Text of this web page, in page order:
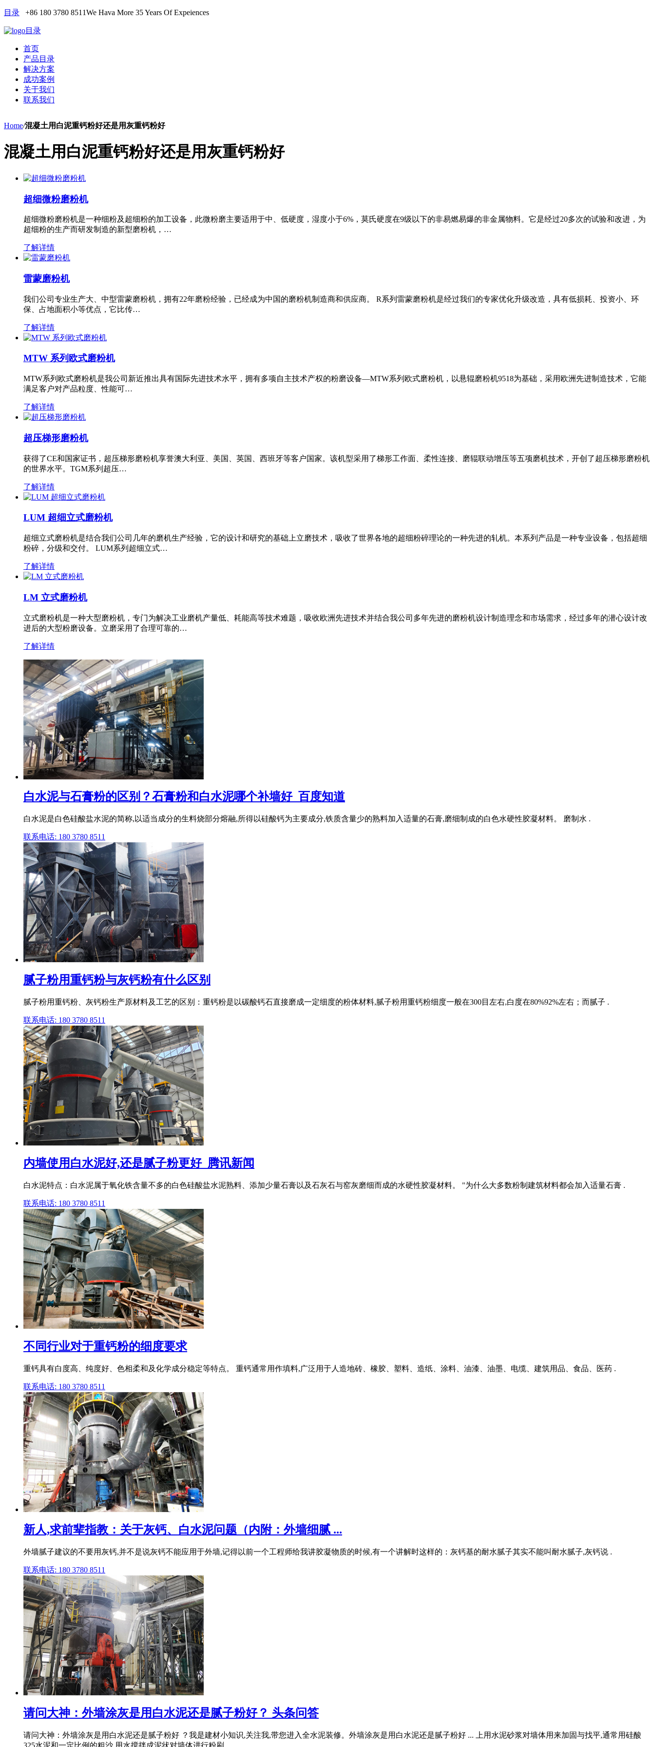
目录 +86 180 3780 8511We Hava More 35 Years Of Expeiences
目录
首页
产品目录
解决方案
成功案例
关于我们
联系我们
Home/混凝土用白泥重钙粉好还是用灰重钙粉好
混凝土用白泥重钙粉好还是用灰重钙粉好
超细微粉磨粉机
超细微粉磨粉机是一种细粉及超细粉的加工设备，此微粉磨主要适用于中、低硬度，湿度小于6%，莫氏硬度在9级以下的非易燃易爆的非金属物料。它是经过20多次的试验和改进，为
超细粉的生产而研发制造的新型磨粉机，…
了解详情
雷蒙磨粉机
我们公司专业生产大、中型雷蒙磨粉机，拥有22年磨粉经验，已经成为中国的磨粉机制造商和供应商。 R系列雷蒙磨粉机是经过我们的专家优化升级改造，具有低损耗、投资小、环
保、占地面积小等优点，它比传…
了解详情
MTW 系列欧式磨粉机
MTW系列欧式磨粉机是我公司新近推出具有国际先进技术水平，拥有多项自主技术产权的粉磨设备—MTW系列欧式磨粉机，以悬辊磨粉机9518为基础，采用欧洲先进制造技术，它能
满足客户对产品粒度、性能可…
了解详情
超压梯形磨粉机
获得了CE和国家证书，超压梯形磨粉机享誉澳大利亚、美国、英国、西班牙等客户国家。该机型采用了梯形工作面、柔性连接、磨辊联动增压等五项磨机技术，开创了超压梯形磨粉机
的世界水平。TGM系列超压…
了解详情
LUM 超细立式磨粉机
超细立式磨粉机是结合我们公司几年的磨机生产经验，它的设计和研究的基础上立磨技术，吸收了世界各地的超细粉碎理论的一种先进的轧机。本系列产品是一种专业设备，包括超细
粉碎，分级和交付。 LUM系列超细立式…
了解详情
LM 立式磨粉机
立式磨粉机是一种大型磨粉机，专门为解决工业磨机产量低、耗能高等技术难题，吸收欧洲先进技术并结合我公司多年先进的磨粉机设计制造理念和市场需求，经过多年的潜心设计改
进后的大型粉磨设备。立磨采用了合理可靠的…
了解详情
白水泥与石膏粉的区别？石膏粉和白水泥哪个补墙好_百度知道
白水泥是白色硅酸盐水泥的简称,以适当成分的生料烧部分熔融,所得以硅酸钙为主要成分,铁质含量少的熟料加入适量的石膏,磨细制成的白色水硬性胶凝材料。 磨制水 .
联系电话: 180 3780 8511
腻子粉用重钙粉与灰钙粉有什么区别
腻子粉用重钙粉、灰钙粉生产原材料及工艺的区别：重钙粉是以碳酸钙石直接磨成一定细度的粉体材料,腻子粉用重钙粉细度一般在300目左右,白度在80%92%左右；而腻子 .
联系电话: 180 3780 8511
内墙使用白水泥好,还是腻子粉更好_腾讯新闻
白水泥特点：白水泥属于氧化铁含量不多的白色硅酸盐水泥熟料、添加少量石膏以及石灰石与窑灰磨细而成的水硬性胶凝材料。 "为什么大多数粉制建筑材料都会加入适量石膏 .
联系电话: 180 3780 8511
不同行业对于重钙粉的细度要求
重钙具有白度高、纯度好、色相柔和及化学成分稳定等特点。 重钙通常用作填料,广泛用于人造地砖、橡胶、塑料、造纸、涂料、油漆、油墨、电缆、建筑用品、食品、医药 .
联系电话: 180 3780 8511
新人,求前辈指教：关于灰钙、白水泥问题（内附：外墙细腻 ...
外墙腻子建议的不要用灰钙,并不是说灰钙不能应用于外墙,记得以前一个工程师给我讲胶凝物质的时候,有一个讲解时这样的：灰钙基的耐水腻子其实不能叫耐水腻子,灰钙说 .
联系电话: 180 3780 8511
请问大神：外墙涂灰是用白水泥还是腻子粉好？ 头条问答
请问大神：外墙涂灰是用白水泥还是腻子粉好 ？我是建材小知识,关注我,带您进入全水泥装修。外墙涂灰是用白水泥还是腻子粉好 ... 上用水泥砂浆对墙体用来加固与找平,通常用硅酸
325水泥和一定比例的粗沙,用水搅拌成泥状对墙体进行粉刷 ...